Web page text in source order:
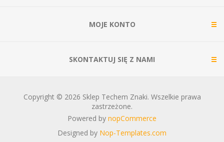
MOJE KONTO
SKONTAKTUJ SIĘ Z NAMI
Copyright © 2026 Sklep Techem Znaki. Wszelkie prawa
zastrzeżone.
Powered by nopCommerce
Designed by Nop-Templates.com